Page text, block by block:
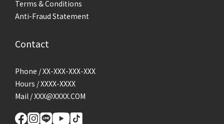
Terms & Conditions
Anti-Fraud Statement
Contact
Phone / XX-XXX-XXX-XXX
Hours / XXXX-XXXX
Mail / XXX@XXXX.COM